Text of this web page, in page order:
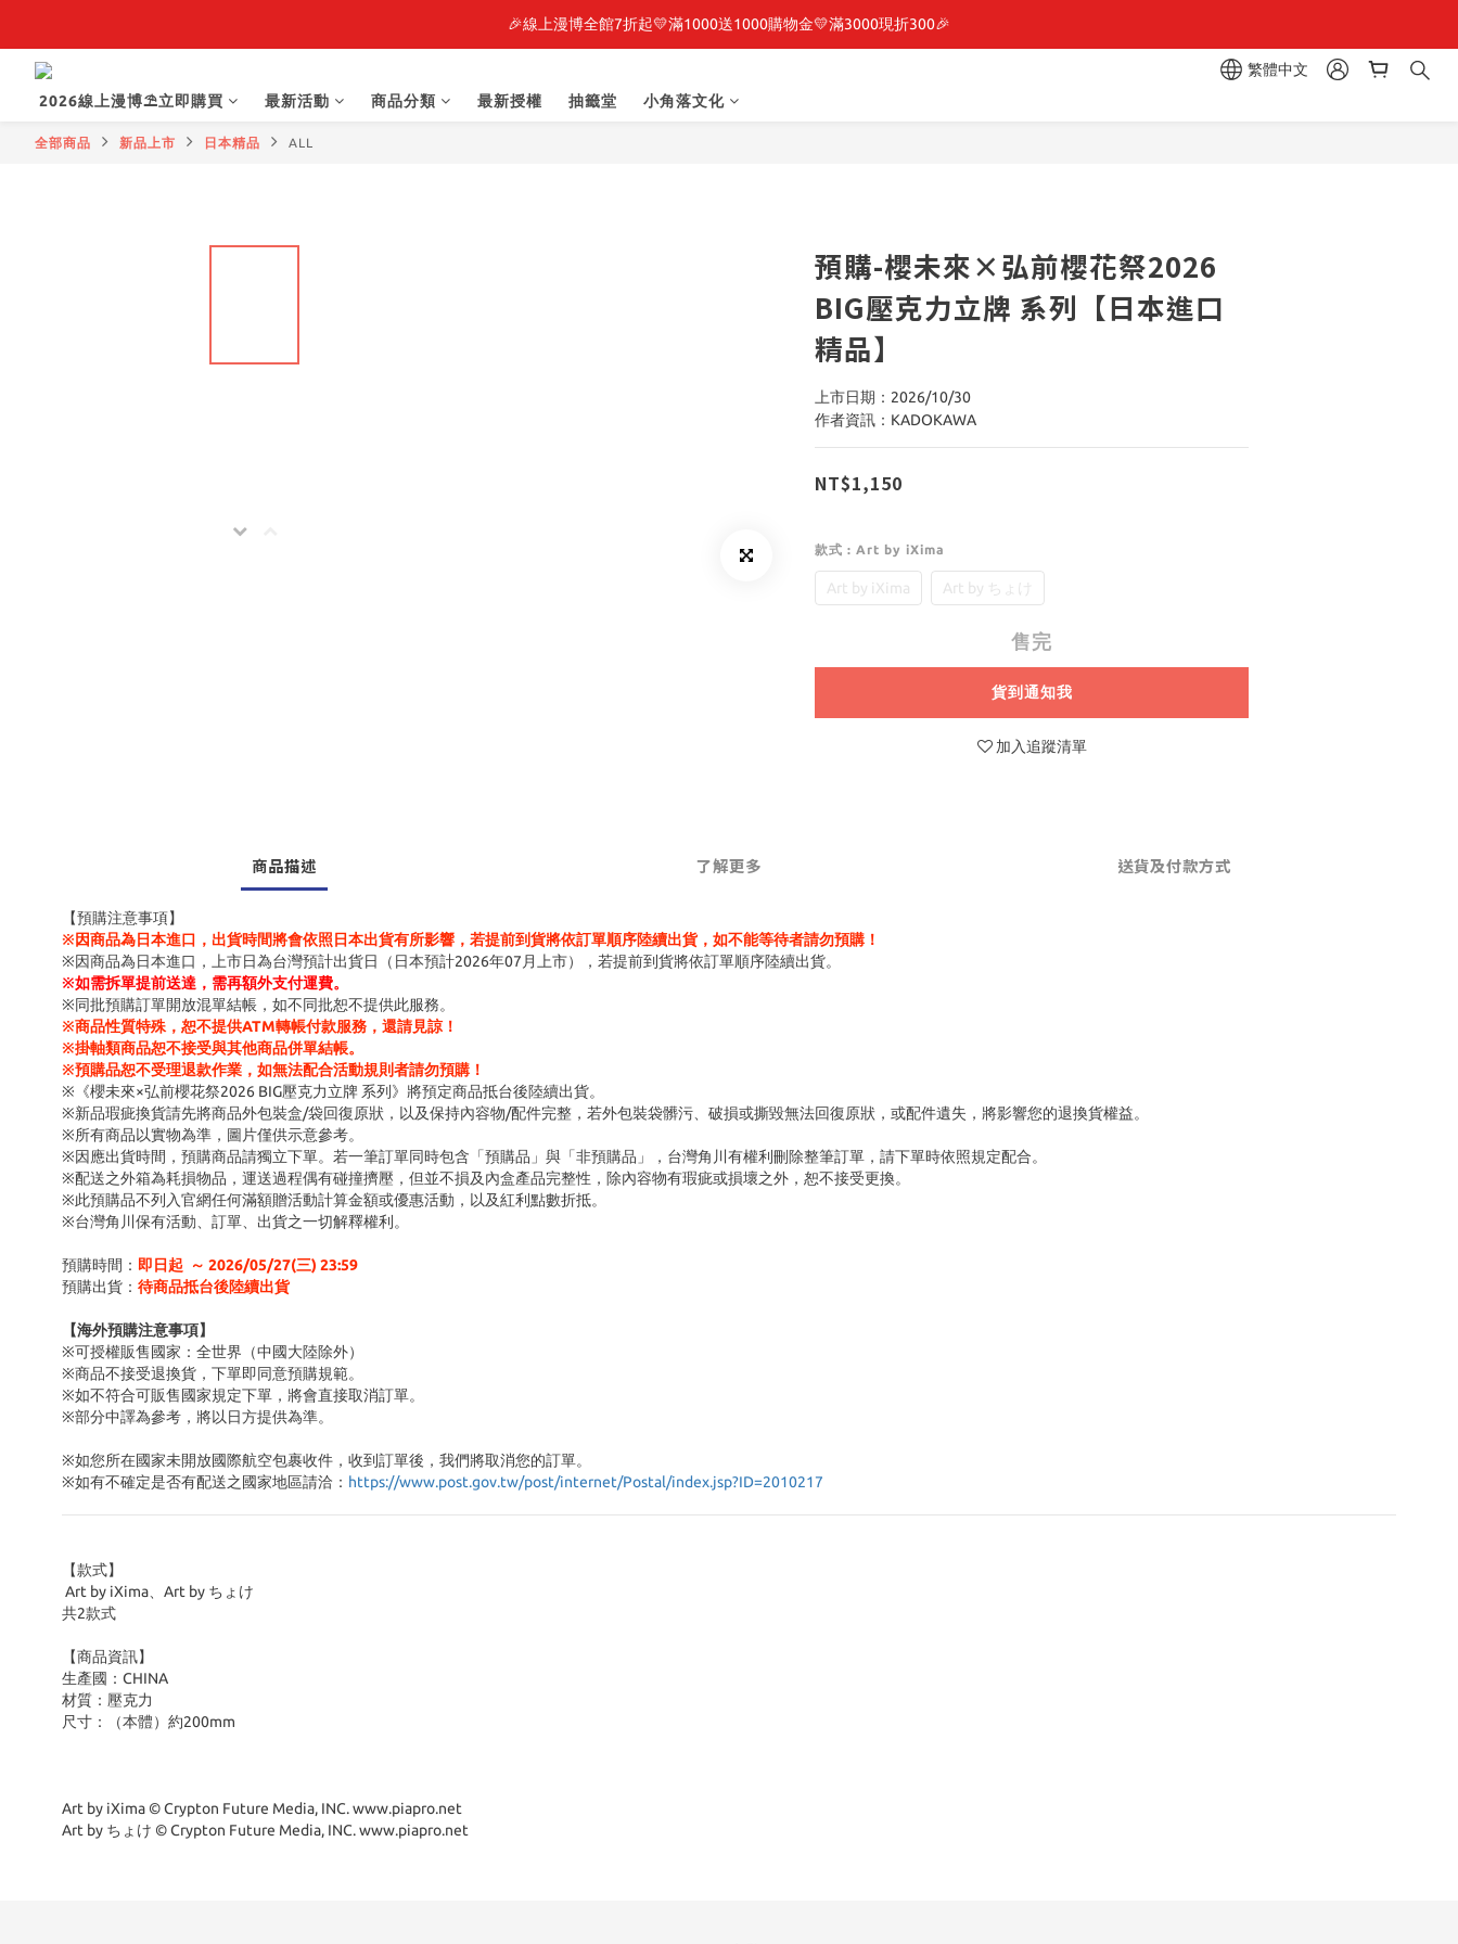
最新開賣🔥「全知讀者視角」 周邊商品
🎉線上漫博全館7折起💛滿1000送1000購物金💛滿3000現折300🎉
繁體中文
2026線上漫博⛱️立即購買
最新活動 商品分類 最新授權 抽籤堂 小角落文化
全部商品 新品上市 日本精品 ALL
預購-櫻未來×弘前櫻花祭2026
BIG壓克力立牌 系列【日本進口
精品】
上市日期：2026/10/30
作者資訊：KADOKAWA
NT$1,150
款式 : Art by iXima
Art by iXima Art by ちょけ
售完
貨到通知我
加入追蹤清單
商品描述 了解更多 送貨及付款方式
【預購注意事項】
※因商品為日本進口，出貨時間將會依照日本出貨有所影響，若提前到貨將依訂單順序陸續出貨，如不能等待者請勿預購！
※因商品為日本進口，上市日為台灣預計出貨日（日本預計2026年07月上市），若提前到貨將依訂單順序陸續出貨。
※如需拆單提前送達，需再額外支付運費。
※同批預購訂單開放混單結帳，如不同批恕不提供此服務。
※商品性質特殊，恕不提供ATM轉帳付款服務，還請見諒！
※掛軸類商品恕不接受與其他商品併單結帳。
※預購品恕不受理退款作業，如無法配合活動規則者請勿預購！
※《櫻未來×弘前櫻花祭2026 BIG壓克力立牌 系列》將預定商品抵台後陸續出貨。
※新品瑕疵換貨請先將商品外包裝盒/袋回復原狀，以及保持內容物/配件完整，若外包裝袋髒污、破損或撕毀無法回復原狀，或配件遺失，將影響您的退換貨權益。
※所有商品以實物為準，圖片僅供示意參考。
※因應出貨時間，預購商品請獨立下單。若一筆訂單同時包含「預購品」與「非預購品」，台灣角川有權利刪除整筆訂單，請下單時依照規定配合。
※配送之外箱為耗損物品，運送過程偶有碰撞擠壓，但並不損及內盒產品完整性，除內容物有瑕疵或損壞之外，恕不接受更換。
※此預購品不列入官網任何滿額贈活動計算金額或優惠活動，以及紅利點數折抵。
※台灣角川保有活動、訂單、出貨之一切解釋權利。
預購時間： 即日起 ～ 2026/05/27(三) 23:59
預購出貨： 待商品抵台後陸續出貨
【海外預購注意事項】
※可授權販售國家：全世界（中國大陸除外）
※商品不接受退換貨，下單即同意預購規範。
※如不符合可販售國家規定下單，將會直接取消訂單。
※部分中譯為參考，將以日方提供為準。
※如您所在國家未開放國際航空包裹收件，收到訂單後，我們將取消您的訂單。
※如有不確定是否有配送之國家地區請洽： https://www.post.gov.tw/post/internet/Postal/index.jsp?ID=2010217
【款式】
Art by iXima、Art by ちょけ
共2款式
【商品資訊】
生產國：CHINA
材質：壓克力
尺寸：（本體）約200mm
Art by iXima © Crypton Future Media, INC. www.piapro.net
Art by ちょけ © Crypton Future Media, INC. www.piapro.net